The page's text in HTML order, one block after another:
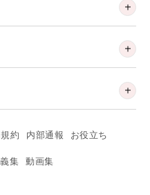
約 内部通報 お役立ち
集 動画集